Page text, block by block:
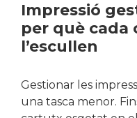
Impressió
per què cada
l’escullen
Gestionar les
una tasca menor.